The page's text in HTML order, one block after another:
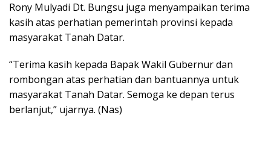
Rony Mulyadi Dt. Bungsu juga menyampaikan terima
kasih atas perhatian pemerintah provinsi kepada
masyarakat Tanah Datar.
“Terima kasih kepada Bapak Wakil Gubernur dan
rombongan atas perhatian dan bantuannya untuk
masyarakat Tanah Datar. Semoga ke depan terus
berlanjut,” ujarnya. (Nas)